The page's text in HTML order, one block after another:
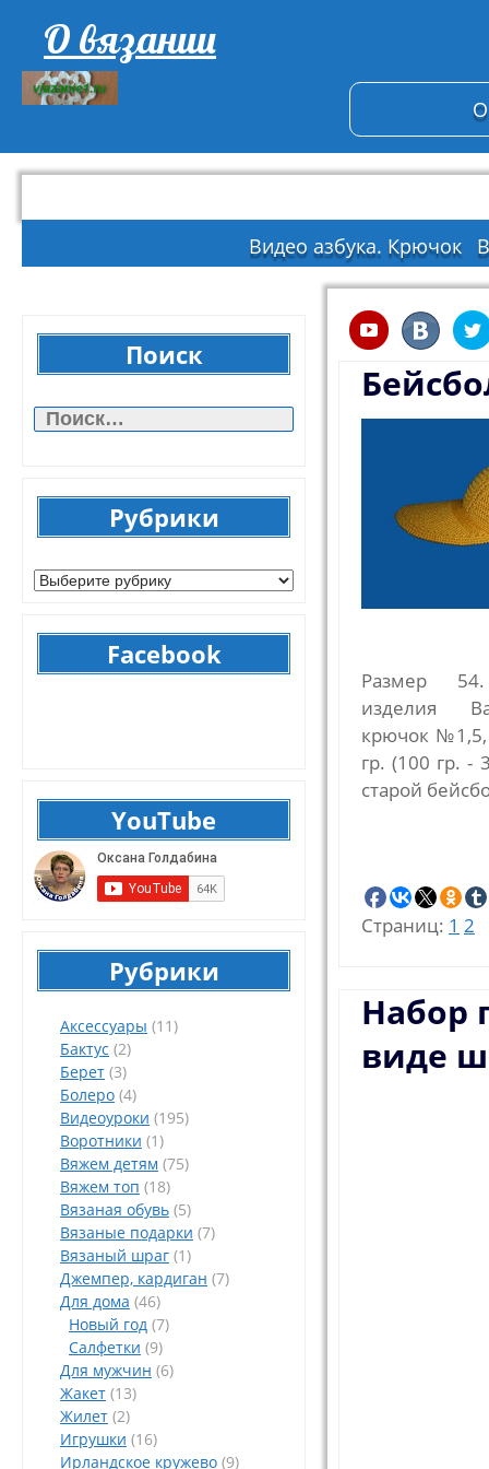
О вязании
Видео азбука. Крючок
Поиск
Рубрики
Facebook
YouTube
Рубрики
Аксессуары (11)
Бактус (2)
Берет (3)
Болеро (4)
Видеоуроки (195)
Воротники (1)
Вяжем детям (75)
Вяжем топ (18)
Вязаная обувь (5)
Вязаные подарки (7)
Вязаный шраг (1)
Джемпер, кардиган (7)
Для дома (46)
Новый год (7)
Салфетки (9)
Для мужчин (6)
Жакет (13)
Жилет (2)
Игрушки (16)
Ирландское кружево (9)
Размер
изделия
крючок №1,5,
гр. (100 гр. -
старой
Страниц: 1 2
Набор
виде